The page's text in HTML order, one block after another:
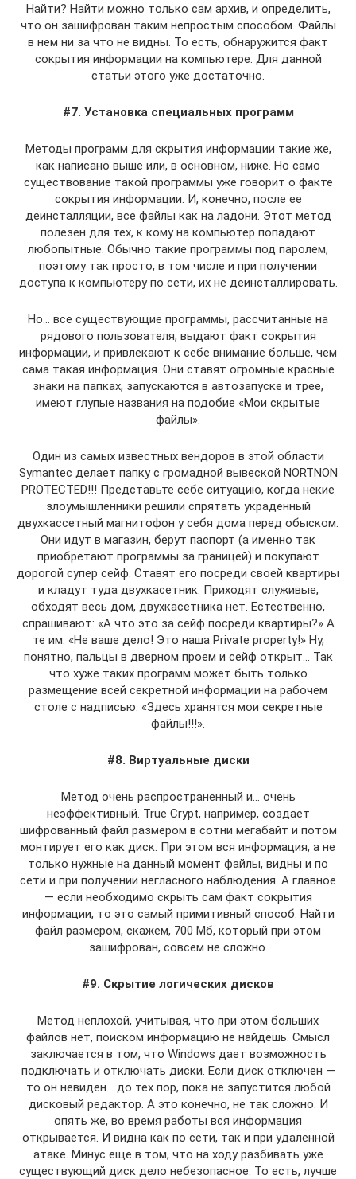
Найти? Найти можно только сам архив, и определить,
что он зашифрован таким непростым способом. Файлы
в нем ни за что не видны. То есть, обнаружится факт
сокрытия информации на компьютере. Для данной
статьи этого уже достаточно.
#7. Установка специальных программ
Методы программ для скрытия информации такие же,
как написано выше или, в основном, ниже. Но само
существование такой программы уже говорит о факте
сокрытия информации. И, конечно, после ее
деинсталляции, все файлы как на ладони. Этот метод
полезен для тех, к кому на компьютер попадают
любопытные. Обычно такие программы под паролем,
поэтому так просто, в том числе и при получении
доступа к компьютеру по сети, их не деинсталлировать.
Но… все существующие программы, рассчитанные на
рядового пользователя, выдают факт сокрытия
информации, и привлекают к себе внимание больше, чем
сама такая информация. Они ставят огромные красные
знаки на папках, запускаются в автозапуске и трее,
имеют глупые названия на подобие «Мои скрытые
файлы».
Один из самых известных вендоров в этой области
Symantec делает папку с громадной вывеской NORTNON
PROTECTED!!! Представьте себе ситуацию, когда некие
злоумышленники решили спрятать украденный
двухкассетный магнитофон у себя дома перед обыском.
Они идут в магазин, берут паспорт (а именно так
приобретают программы за границей) и покупают
дорогой супер сейф. Ставят его посреди своей квартиры
и кладут туда двухкасетник. Приходят служивые,
обходят весь дом, двухкасетника нет. Естественно,
спрашивают: «А что это за сейф посреди квартиры?» А
те им: «Не ваше дело! Это наша Private property!» Ну,
понятно, пальцы в дверном проем и сейф открыт… Так
что хуже таких программ может быть только
размещение всей секретной информации на рабочем
столе с надписью: «Здесь хранятся мои секретные
файлы!!!».
#8. Виртуальные диски
Метод очень распространенный и… очень
неэффективный. True Crypt, например, создает
шифрованный файл размером в сотни мегабайт и потом
монтирует его как диск. При этом вся информация, а не
только нужные на данный момент файлы, видны и по
сети и при получении негласного наблюдения. А главное
— если необходимо скрыть сам факт сокрытия
информации, то это самый примитивный способ. Найти
файл размером, скажем, 700 Мб, который при этом
зашифрован, совсем не сложно.
#9. Скрытие логических дисков
Метод неплохой, учитывая, что при этом больших
файлов нет, поиском информацию не найдешь. Смысл
заключается в том, что Windows дает возможность
подключать и отключать диски. Если диск отключен —
то он невиден… до тех пор, пока не запустится любой
дисковый редактор. А это конечно, не так сложно. И
опять же, во время работы вся информация
открывается. И видна как по сети, так и при удаленной
атаке. Минус еще в том, что на ходу разбивать уже
существующий диск дело небезопасное. То есть, лучше